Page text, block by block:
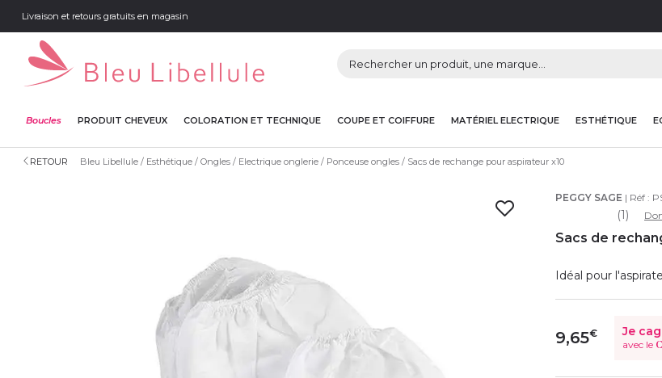
Livraison et retours gratuits en magasin
Boucles PRODUIT CHEVEUX COLORATION ET TECHNIQUE COUPE ET COIFFURE MATÉRIEL ELECTRIQUE ESTHÉTIQUE
RETOUR Bleu Libellule Esthétique Ongles Electrique onglerie Ponceuse ongles Sacs de rechange pour aspirateur x10
PEGGY SAGE | Réf :
(1)
Sacs de
Idéal pour
9,65€ Je
avec le